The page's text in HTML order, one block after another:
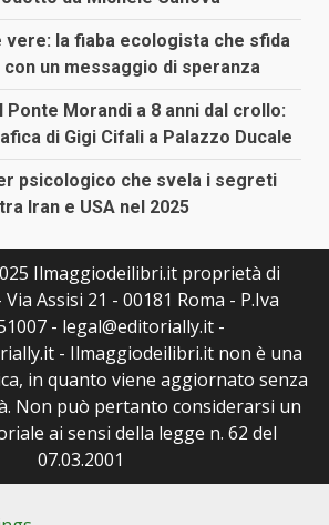
vere: la fiaba ecologista che sfida
un messaggio di speranza
Ponte Morandi a 8 anni dal crollo:
di Gigi Cifali a Palazzo Ducale
psicologico che svela i segreti
Iran e USA nel 2025
Ilmaggiodeilibri.it proprietà di
Assisi 21 - 00181 Roma - P.Iva
- legal@editorially.it -
- Ilmaggiodeilibri.it non è una
in quanto viene aggiornato senza
Non può pertanto considerarsi un
ai sensi della legge n. 62 del
07.03.2001